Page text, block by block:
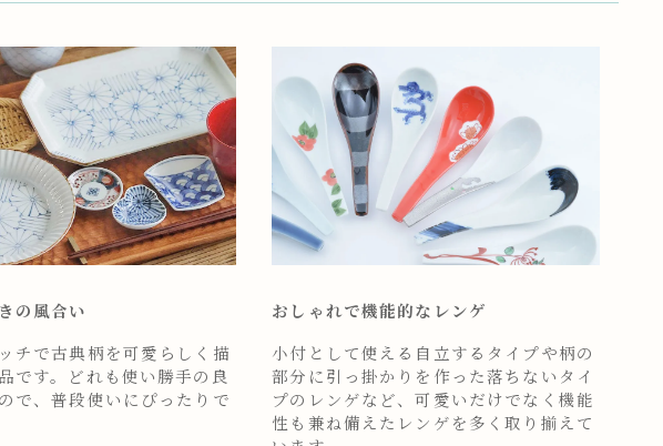
の風合い
チで古典柄を可愛らしく描
です。どれも使い勝手の良
で、普段使いにぴったりで
おしゃれで機能的なレンゲ
小付として使える自立するタイプや柄の
部分に引っ掛かりを作った落ちないタイ
プのレンゲなど、可愛いだけでなく機能
性も兼ね備えたレンゲを多く取り揃えて